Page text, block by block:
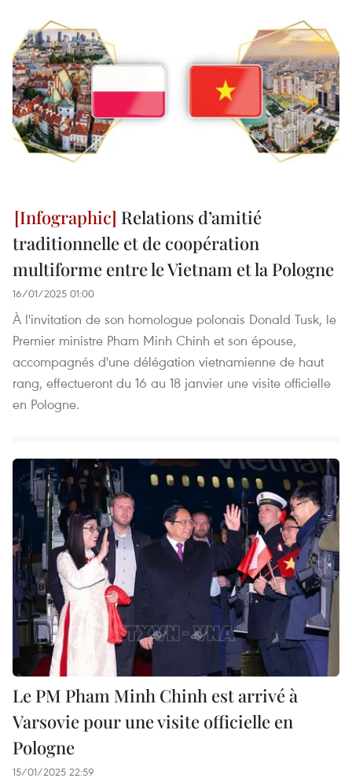
Relations d’amitié
traditionnelle et de coopération
multiforme entre le Vietnam et la Pologne
16/01/2025 01:00
À l'invitation de son homologue polonais Donald Tusk, le
Premier ministre Pham Minh Chinh et son épouse,
accompagnés d'une délégation vietnamienne de haut
rang, effectueront du 16 au 18 janvier une visite officielle
en Pologne.
Le PM Pham Minh Chinh est arrivé à
Varsovie pour une visite officielle en
Pologne
15/01/2025 22:59